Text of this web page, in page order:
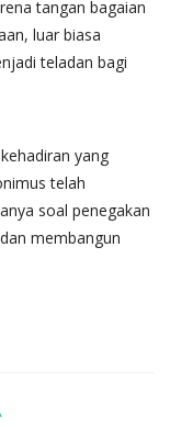
tangan bagaian
luar biasa
teladan bagi
yang
telah
soal penegakan
membangun